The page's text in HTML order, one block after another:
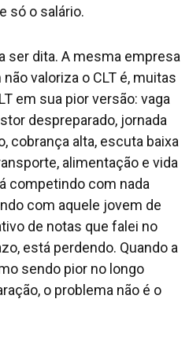
só o salário.
ser dita. A mesma empresa
valoriza o CLT é, muitas
em sua pior versão: vaga
despreparado, jornada
cobrança alta, escuta baixa
alimentação e vida
competindo com nada
com aquele jovem de
de notas que falei no
está perdendo. Quando a
sendo pior no longo
o problema não é o